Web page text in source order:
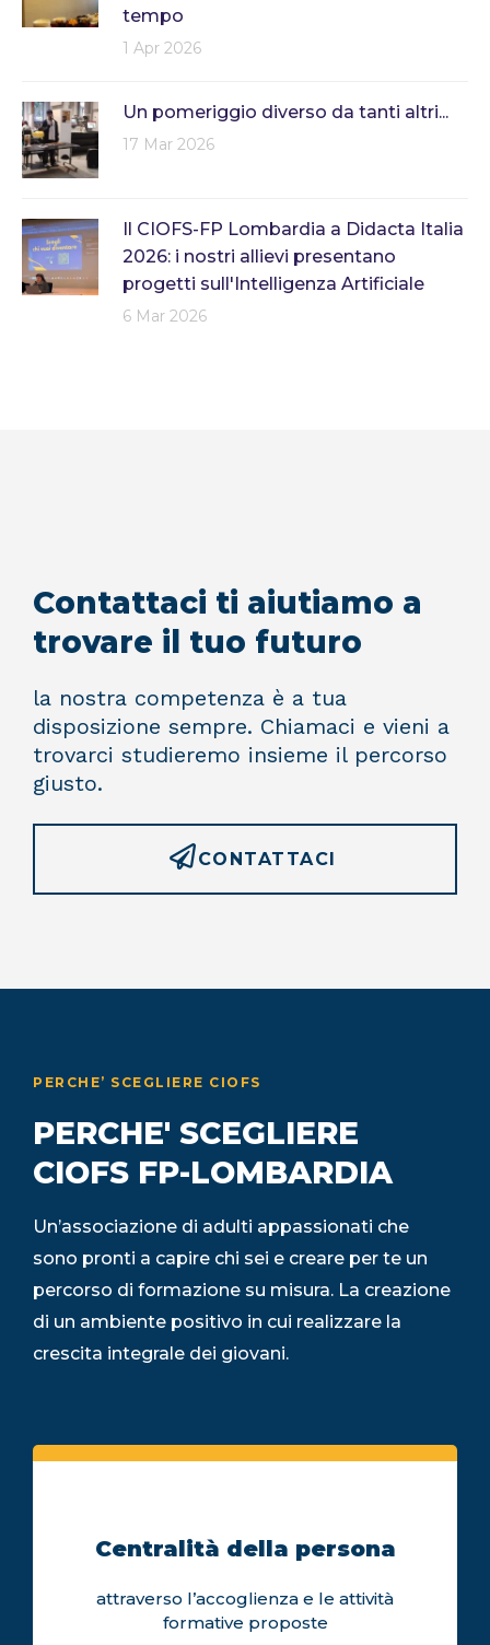
tempo
1 Apr 2026
Un pomeriggio diverso da tanti altri...
17 Mar 2026
Il CIOFS-FP Lombardia a Didacta Italia
2026: i nostri allievi presentano
progetti sull'Intelligenza Artificiale
6 Mar 2026
Contattaci ti aiutiamo a
trovare il tuo futuro
la nostra competenza è a tua
disposizione sempre. Chiamaci e vieni a
trovarci studieremo insieme il percorso
giusto.
CONTATTACI
PERCHE’ SCEGLIERE CIOFS
PERCHE' SCEGLIERE
CIOFS FP-LOMBARDIA
Un’associazione di adulti appassionati che
sono pronti a capire chi sei e creare per te un
percorso di formazione su misura. La creazione
di un ambiente positivo in cui realizzare la
crescita integrale dei giovani.
Centralità della persona
attraverso l’accoglienza e le attività
formative proposte